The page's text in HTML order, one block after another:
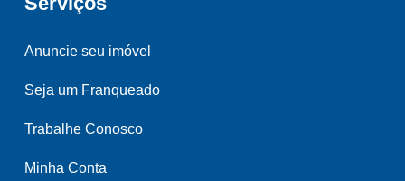
Anuncie seu imóvel
Seja um Franqueado
Trabalhe Conosco
Minha Conta